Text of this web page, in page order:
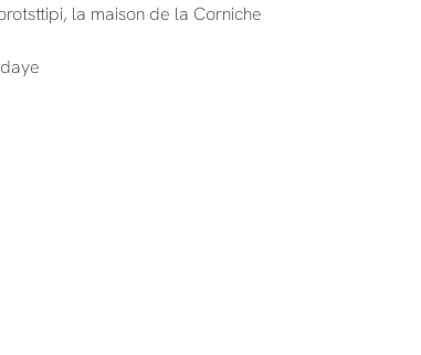
la maison de la Corniche